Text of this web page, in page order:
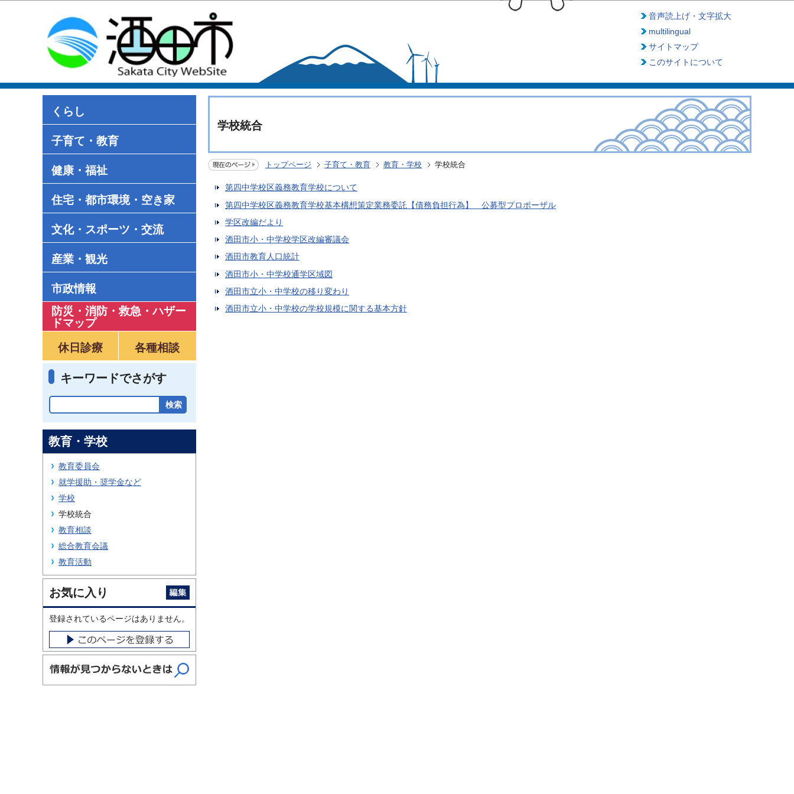
音声読上げ・文字拡大
multilingual
サイトマップ
このサイトについて
くらし
子育て・教育
健康・福祉
住宅・都市環境・空き家
文化・スポーツ・交流
産業・観光
市政情報
防災・消防・救急 ・ハザー
ドマップ
休日診療
各種相談
キーワードでさがす
学校統合
トップページ 子育て・教育 教育・学校 学校統合
第四中学校区義務教育学校について
第四中学校区義務教育学校基本構想策定業務委託【債務負担行為】 公募型プロポーザル
学区改編だより
酒田市小・中学校学区改編審議会
酒田市教育人口統計
酒田市小・中学校通学区域図
酒田市立小・中学校の移り変わり
酒田市立小・中学校の学校規模に関する基本方針
教育・学校
教育委員会
就学援助・奨学金など
学校
学校統合
教育相談
総合教育会議
教育活動
お気に入り
登録されているページはありません。